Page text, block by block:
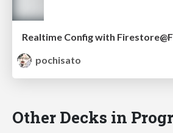
pochisato
Other Decks in